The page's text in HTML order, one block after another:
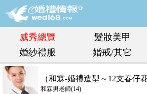
威秀總覽 髮妝美甲
婚紗禮服
婚戒/其它
（和霖-婚禮造型～12支春仔花
和霖男老師(14)